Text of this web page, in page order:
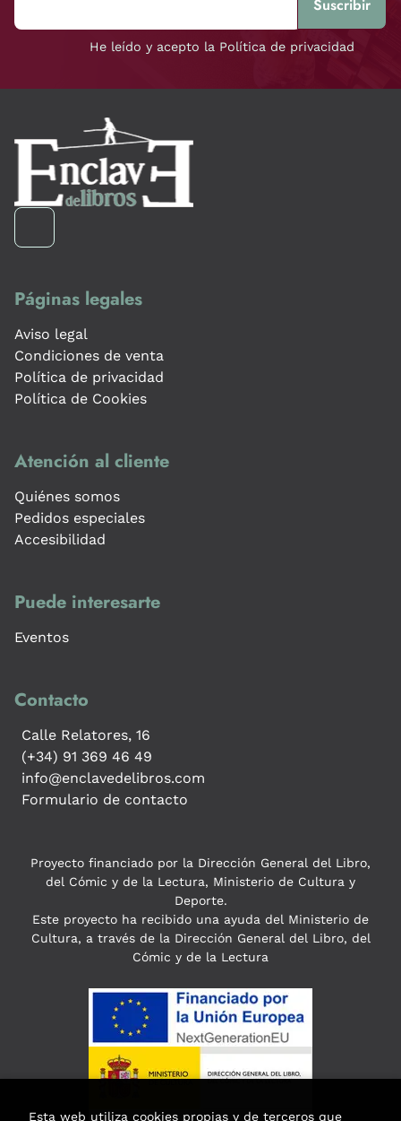
He leído y acepto la Política de privacidad
Páginas legales
Aviso legal
Condiciones de venta
Política de privacidad
Política de Cookies
Atención al cliente
Quiénes somos
Pedidos especiales
Accesibilidad
Puede interesarte
Eventos
Contacto
Calle Relatores, 16
(+34) 91 369 46 49
info@enclavedelibros.com
Formulario de contacto
Proyecto financiado por la Dirección General del Libro,
del Cómic y de la Lectura, Ministerio de Cultura y
Deporte.
Este proyecto ha recibido una ayuda del Ministerio de
Cultura, a través de la Dirección General del Libro, del
Cómic y de la Lectura
Esta web utiliza cookies propias y de terceros que